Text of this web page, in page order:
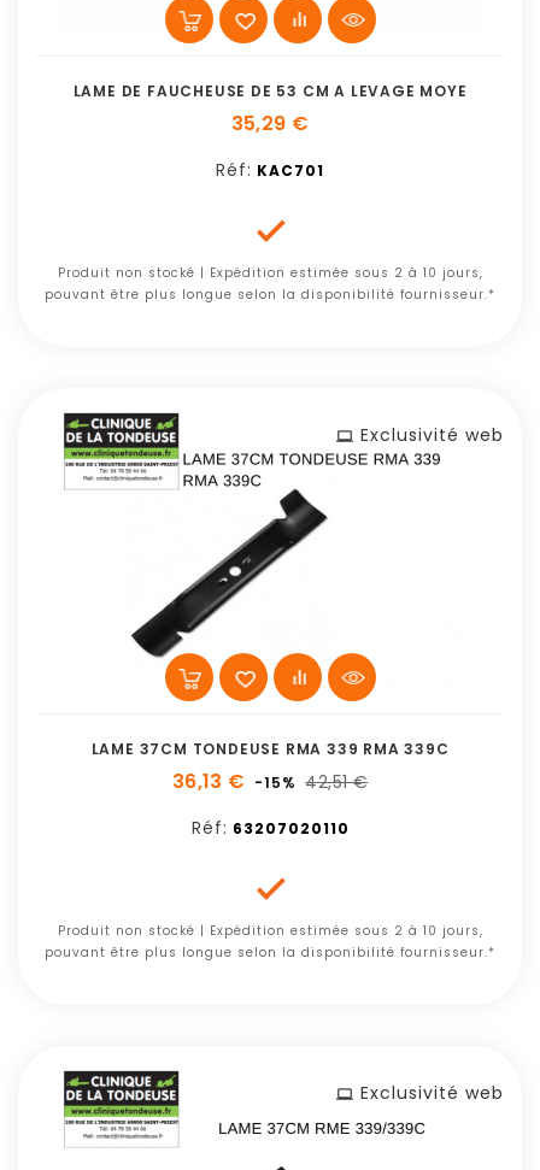
LAME DE FAUCHEUSE DE 53 CM A LEVAGE MOYE
35,29 €
Réf: KAC701

Produit non stocké | Expédition estimée sous 2 à 10 jours,
pouvant être plus longue selon la disponibilité fournisseur.*
Exclusivité web
LAME 37CM TONDEUSE RMA 339 RMA 339C
36,13 € -15% 42,51 €
Réf: 63207020110

Produit non stocké | Expédition estimée sous 2 à 10 jours,
pouvant être plus longue selon la disponibilité fournisseur.*
Exclusivité web